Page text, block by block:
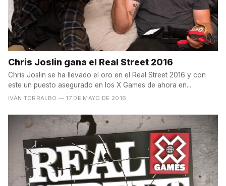
Chris Joslin gana el Real Street 2016
Chris Joslin se ha llevado el oro en el Real Street 2016 y con
este un puesto asegurado en los X Games de ahora en...
IVÁN TORRALBO — 17 DE MAYO DE 2016